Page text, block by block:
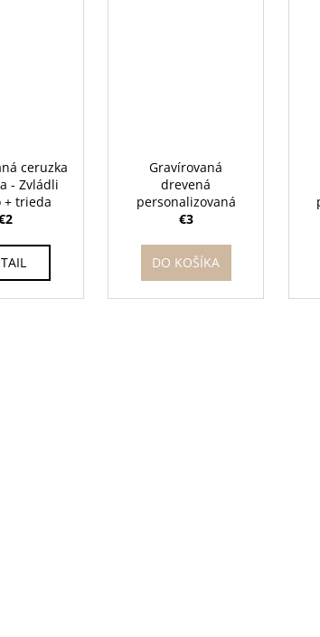
ceruzka
- Zvládli
+ trieda
Gravírovaná
drevená
personalizovaná
magnetka - Nikdy
€3
DO KOŠÍKA